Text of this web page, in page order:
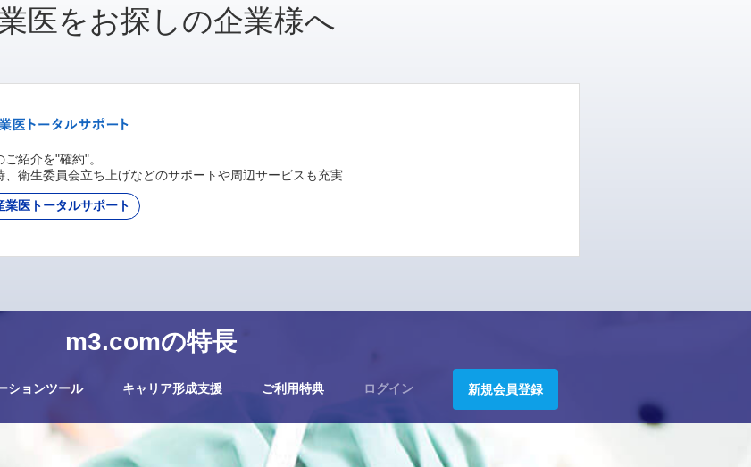
m3.comの特長
ションツール キャリア形成支援 ご利用特典 ログイン 新規会員登録
医をお探しの企業様へ
紹介を"確約"。
、衛生委員会立ち上げなどのサポートや周辺サービスも充実
業医トータルサポート